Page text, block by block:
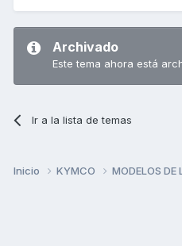
Archivado
Este tema ahora está
Ir a la lista de temas
Inicio KYMCO MODELOS DE